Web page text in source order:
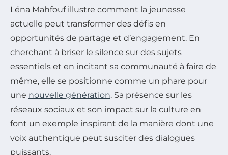
Léna Mahfouf illustre comment la jeunesse
actuelle peut transformer des défis en
opportunités de partage et d’engagement. En
cherchant à briser le silence sur des sujets
essentiels et en incitant sa communauté à faire de
même, elle se positionne comme un phare pour
une nouvelle génération. Sa présence sur les
réseaux sociaux et son impact sur la culture en
font un exemple inspirant de la manière dont une
voix authentique peut susciter des dialogues
puissants.